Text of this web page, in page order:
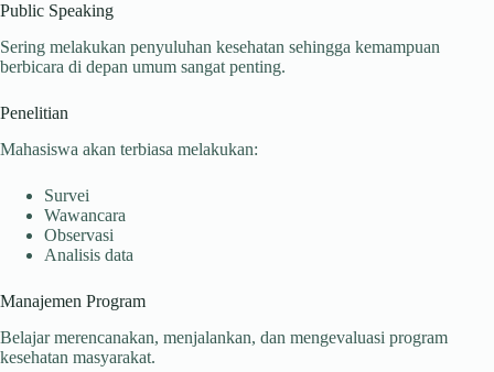
Public Speaking
Sering melakukan penyuluhan kesehatan sehingga kemampuan
berbicara di depan umum sangat penting.
Penelitian
Mahasiswa akan terbiasa melakukan:
Survei
Wawancara
Observasi
Analisis data
Manajemen Program
Belajar merencanakan, menjalankan, dan mengevaluasi program
kesehatan masyarakat.